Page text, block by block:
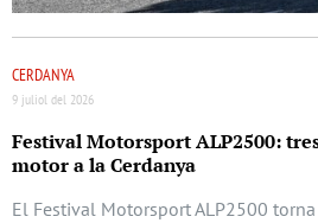
CERDANYA
9 juliol del 2026
Festival Motorsport ALP2500:
motor a la Cerdanya
El Festival Motorsport ALP2500